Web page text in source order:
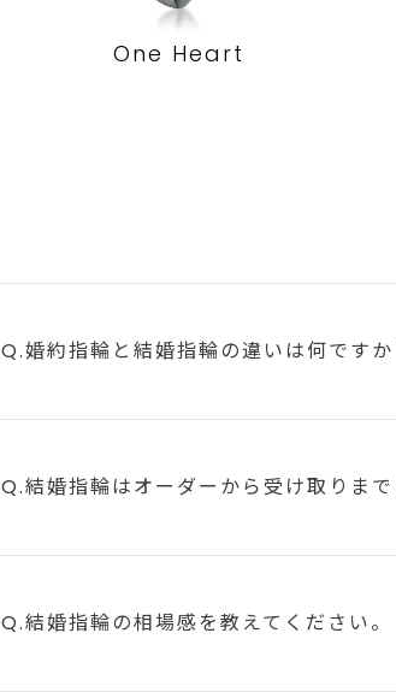
One Heart
Q.婚約指輪と結婚指輪の違いは何ですか
Q.結婚指輪はオーダーから受け取りまで
Q.結婚指輪の相場感を教えてください。